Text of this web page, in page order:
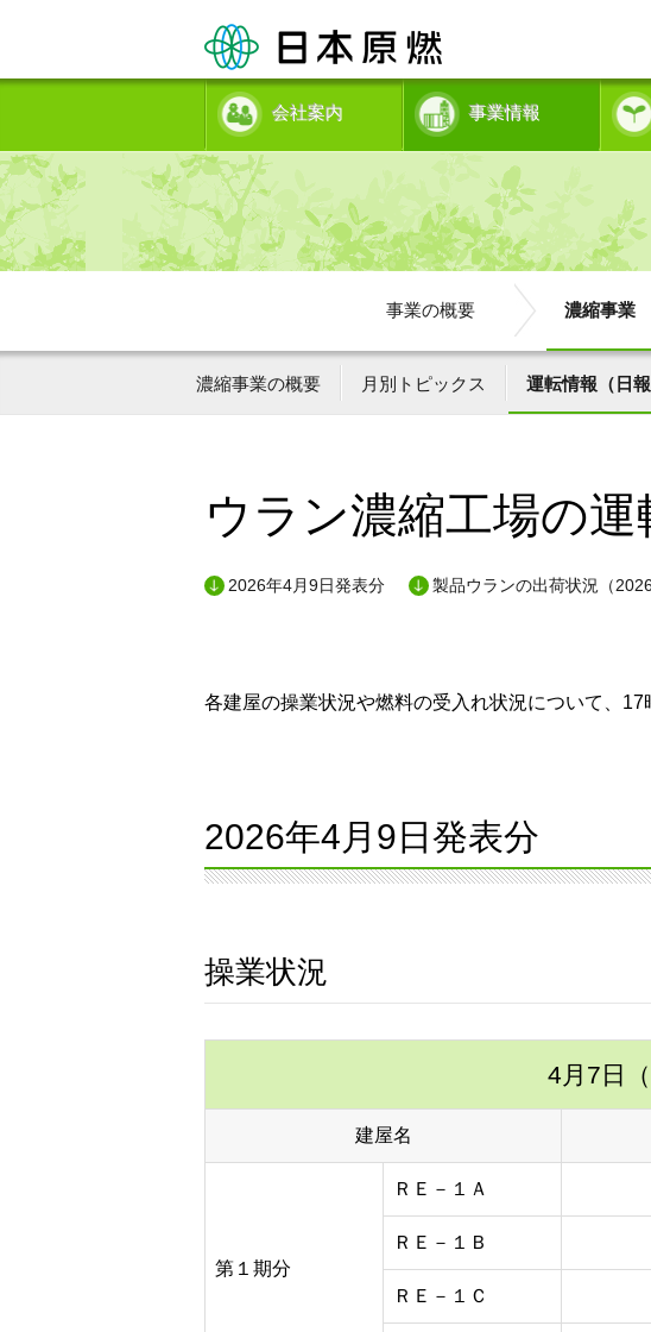
会社案内 事業情報
事業の概要 濃縮事業
濃縮事業の概要 月別トピックス 運転情報（日報
ウラン濃縮工場の運
2026年4月9日発表分 製品ウランの出荷状況（
各建屋の操業状況や燃料の受入れ状況について、
2026年4月9日発表分
操業状況
4月7日
建屋名
第１期分
ＲＥ－１Ａ
ＲＥ－１Ｂ
ＲＥ－１Ｃ